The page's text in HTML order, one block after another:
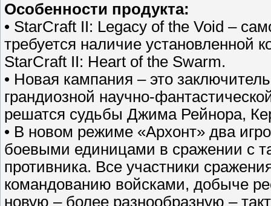
Особенности продукта:
• StarCraft II: Legacy of the Void –
требуется наличие установленной
StarCraft II: Heart of the Swarm.
• Новая кампания – это
грандиозной научно-
решатся судьбы Джима Рейнора,
• В новом режиме «Архонт» два
боевыми единицами в сражении с
противника. Все участники
командованию войсками, добыче
новую – более разнообразную –